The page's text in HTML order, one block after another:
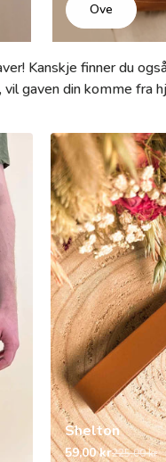
Ove
Kanskje finner du
gaven din komme fra
Shelton
59,00 kr225,00 kr